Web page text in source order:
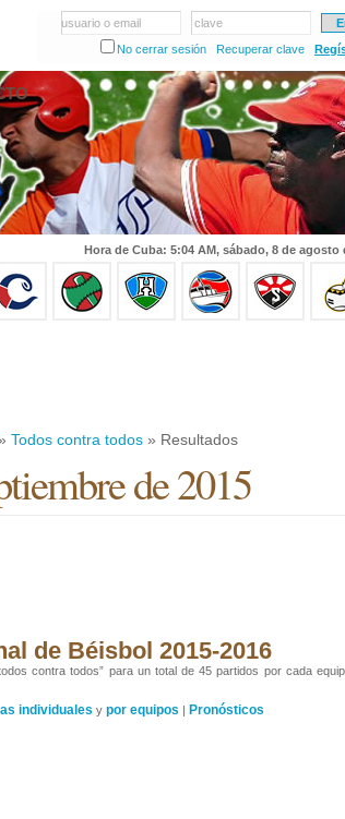
usuario o email
clave
No cerrar sesión
Recuperar clave
Hora de Cuba: 5:04 AM, sábado, 8 de agosto
Todos contra todos » Resultados
de 2015
de Béisbol 2015-2016
contra todos” para un total de 45 partidos por cada
individuales y por equipos | Pronósticos